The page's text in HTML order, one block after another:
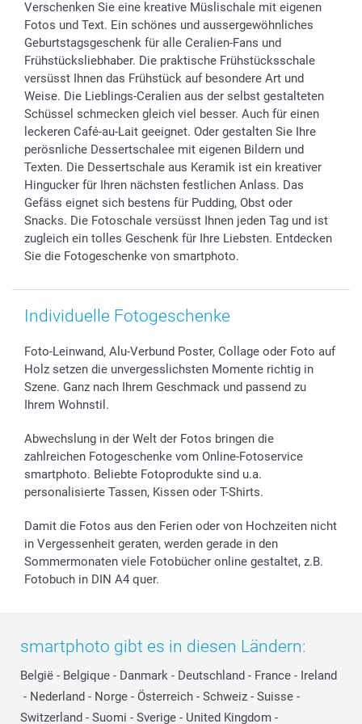
Geschenk-Gutscheine (PDF)
Partnerprogramme
Investor Relations
B2B smartbusiness
Widerrufsrecht
Hochzeit
Geburtstag
Geburt
Zu allen Anlässen
Zahlungsmöglichkeiten
Anmelden /Registrieren
Sitemap
Status der Bestellung
smartfriends
smartgarantie
smartbonus
Verschenken Sie eine kreative Müslischale mit eigenen
Fotos und Text. Ein schönes und aussergewöhnliches
Geburtstagsgeschenk für alle Ceralien-Fans und
Frühstücksliebhaber. Die praktische Frühstücksschale
versüsst Ihnen das Frühstück auf besondere Art und
Weise. Die Lieblings-Ceralien aus der selbst gestalteten
Schüssel schmecken gleich viel besser. Auch für einen
leckeren Café-au-Lait geeignet. Oder gestalten Sie Ihre
perösnliche Dessertschalee mit eigenen Bildern und
Texten. Die Dessertschale aus Keramik ist ein kreativer
Hingucker für Ihren nächsten festlichen Anlass. Das
Gefäss eignet sich bestens für Pudding, Obst oder
Snacks. Die Fotoschale versüsst Ihnen jeden Tag und ist
zugleich ein tolles Geschenk für Ihre Liebsten. Entdecken
Sie die Fotogeschenke von smartphoto.
Individuelle Fotogeschenke
Foto-Leinwand, Alu-Verbund Poster, Collage oder Foto auf
Holz setzen die unvergesslichsten Momente richtig in
Szene. Ganz nach Ihrem Geschmack und passend zu
Ihrem Wohnstil.
Abwechslung in der Welt der Fotos bringen die
zahlreichen Fotogeschenke vom Online-Fotoservice
smartphoto. Beliebte Fotoprodukte sind u.a.
personalisierte Tassen, Kissen oder T-Shirts.
Damit die Fotos aus den Ferien oder von Hochzeiten nicht
in Vergessenheit geraten, werden gerade in den
Sommermonaten viele Fotobücher online gestaltet, z.B.
Fotobuch in DIN A4 quer.
smartphoto gibt es in diesen Ländern:
België - Belgique - Danmark - Deutschland - France - Ireland
- Nederland - Norge - Österreich - Schweiz - Suisse -
Switzerland - Suomi - Sverige - United Kingdom -